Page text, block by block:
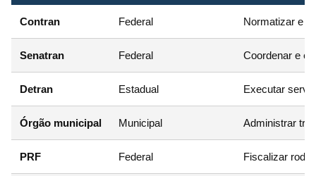
Contran Federal Normatizar e
Senatran Federal Coordenar e
Detran Estadual Executar
Órgão municipal Municipal Administrar
PRF Federal Fiscalizar